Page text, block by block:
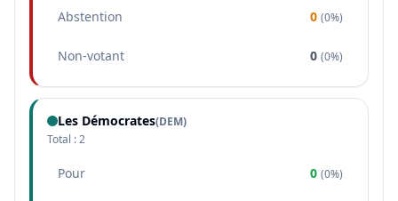
Abstention 0 (0%)
Non-votant 0 (0%)
Les Démocrates(DEM)
Total :2
Pour 0 (0%)